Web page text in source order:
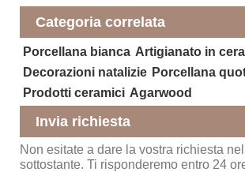
Categoria correlata
Porcellana bianca Artigianato in
Decorazioni natalizie Porcellana
Prodotti ceramici Agarwood
Invia richiesta
Non esitate a dare la vostra richiesta
sottostante. Ti risponderemo entro 24